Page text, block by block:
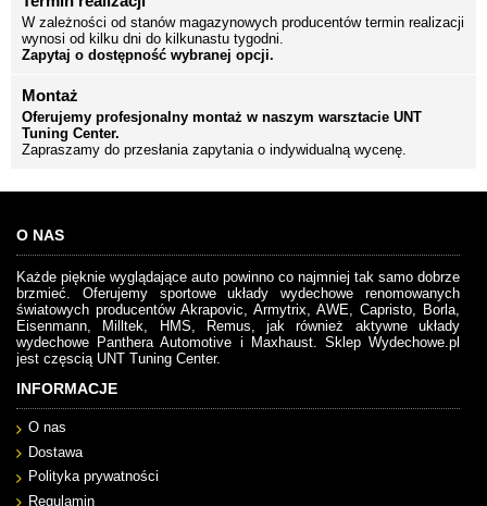
W zależności od stanów magazynowych producentów termin realizacji
wynosi od kilku dni do kilkunastu tygodni.
Zapytaj o dostępność wybranej opcji.
Montaż
Oferujemy profesjonalny montaż w naszym warsztacie UNT
Tuning Center.
Zapraszamy do przesłania zapytania o indywidualną wycenę.
O NAS
Każde pięknie wyglądające auto powinno co najmniej tak samo dobrze
brzmieć. Oferujemy sportowe układy wydechowe renomowanych
światowych producentów Akrapovic, Armytrix, AWE, Capristo, Borla,
Eisenmann, Milltek, HMS, Remus, jak również aktywne układy
wydechowe Panthera Automotive i Maxhaust. Sklep Wydechowe.pl
jest częscią UNT Tuning Center.
INFORMACJE
O nas
Dostawa
Polityka prywatności
Regulamin